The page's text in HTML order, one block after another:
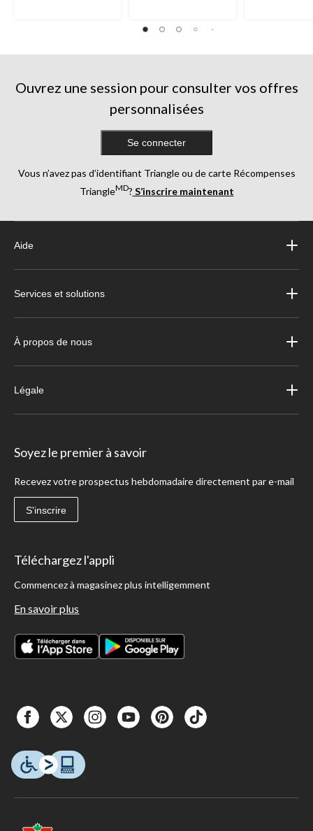
Ouvrez une session pour consulter vos offres
personnalisées
Se connecter
Vous n’avez pas d’identifiant Triangle ou de carte Récompenses
TriangleMD? S’inscrire maintenant
Aide
Services et solutions
À propos de nous
Légale
Soyez le premier à savoir
Recevez votre prospectus hebdomadaire directement par e-mail
S'inscrire
Téléchargez l'appli
Commencez à magasinez plus intelligemment
En savoir plus